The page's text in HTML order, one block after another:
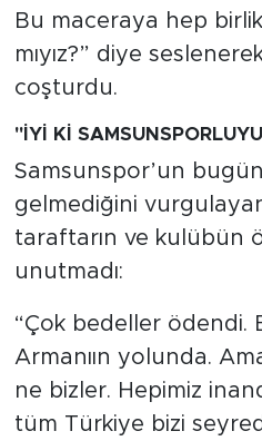
Bu maceraya hep
mıyız?” diye
coşturdu.
"İYİ Kİ
Samsunspor’un
gelmediğini vurgulayan
taraftarın ve kulübün
unutmadı:
“Çok bedeller ödendi.
Armanıın yolunda. Ama
ne bizler. Hepimiz
tüm Türkiye bizi